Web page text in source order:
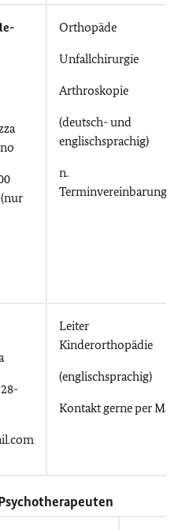
Orthopäde
Unfallchirurgie
Arthroskopie
(deutsch- und
englischsprachig)
n.
Terminvereinbarung
Leiter
Kinderorthopädie
(englischsprachig)
Kontakt gerne per Mail